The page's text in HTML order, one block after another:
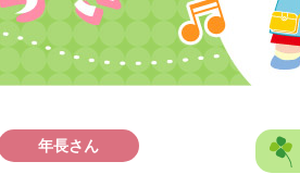
年長さん